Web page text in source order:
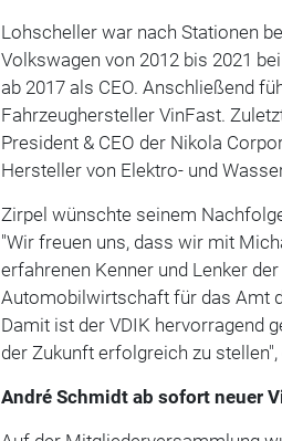
Lohscheller war nach Stationen
Volkswagen von 2012 bis 2021
ab 2017 als CEO. Anschließend
Fahrzeughersteller VinFast.
President & CEO der Nikola
Hersteller von Elektro- und
Zirpel wünschte seinem
"Wir freuen uns, dass wir mit
erfahrenen Kenner und Lenker
Automobilwirtschaft für das Amt
Damit ist der VDIK hervorragend
der Zukunft erfolgreich zu stellen",
André Schmidt ab sofort neuer